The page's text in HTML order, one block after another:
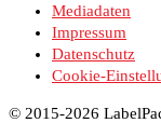
Mediadaten
Impressum
Datenschutz
Cookie-
© 2015-2026